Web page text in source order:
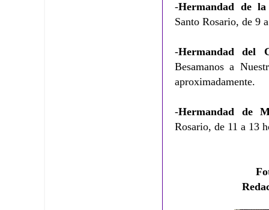
-Hermandad de
Santo Rosario, de 9
-Hermandad del
Besamanos a
aproximadamente.
-Hermandad de
Rosario, de 11 a 13